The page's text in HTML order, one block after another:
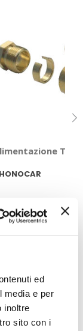
ed
media e per
inoltre
sito con i